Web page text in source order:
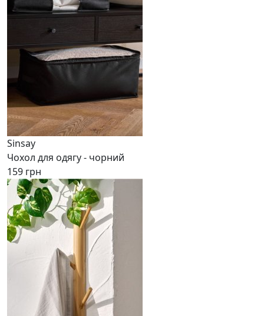
Sinsay
Чохол для одягу - чорний
159 грн